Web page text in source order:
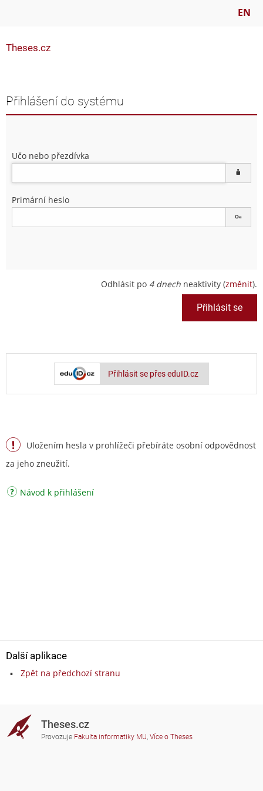
EN
Theses.cz
Přihlášení do systému
Učo nebo přezdívka
Primární heslo
Odhlásit po 4 dnech neaktivity (změnit).
Přihlásit se přes eduID.cz
Uložením hesla v prohlížeči přebíráte osobní odpovědnost
za jeho zneužití.
Návod k přihlášení
Další aplikace
Zpět na předchozí stranu
Theses.cz
Provozuje Fakulta informatiky MU, Více o Theses